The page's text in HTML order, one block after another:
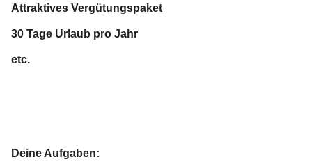
Attraktives Vergütungspaket
30 Tage Urlaub pro Jahr
etc.
Deine Aufgaben: